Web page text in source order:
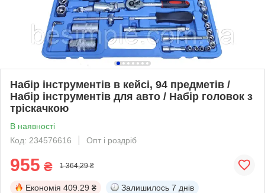
Набір інструментів в кейсі, 94 предметів /
Набір інструментів для авто / Набір головок з
тріскачкою
В наявності
Код: 234576616
Опт і роздріб
955 ₴ 1 364,29 ₴
Економія 409.29 ₴ Залишилось 7 днів